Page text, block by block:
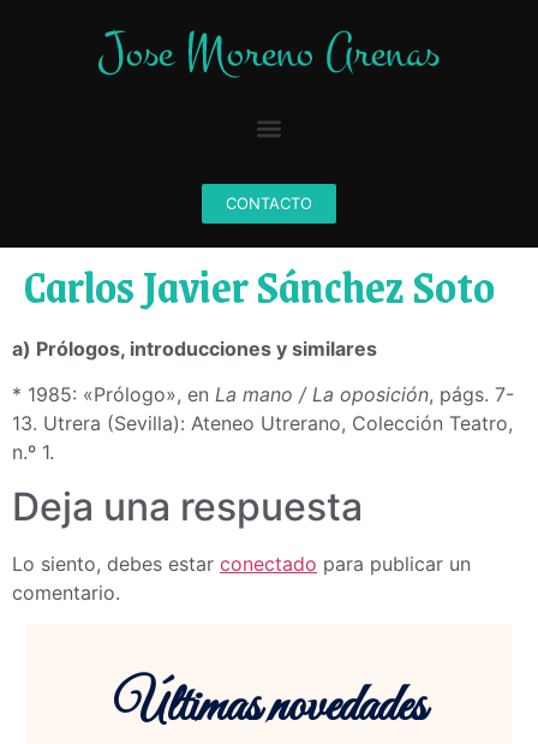
CONTACTO
Carlos Javier Sánchez Soto
a) Prólogos, introducciones y similares
* 1985: «Prólogo», en La mano / La oposición, págs. 7-
13. Utrera (Sevilla): Ateneo Utrerano, Colección Teatro,
n.º 1.
Deja una respuesta
Lo siento, debes estar conectado para publicar un
comentario.
Últimas novedades